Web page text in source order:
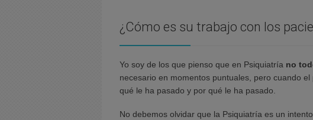
¿Cómo es su trabajo con los
Yo soy de los que pienso que en Psiquiatría no
necesario en momentos puntuales, pero cuando
qué le ha pasado y por qué le ha pasado.
No debemos olvidar que la Psiquiatría es un